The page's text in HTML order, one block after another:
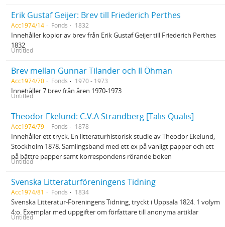
Erik Gustaf Geijer: Brev till Friederich Perthes
Acc1974/14 Fonds 1832
Innehåller kopior av brev från Erik Gustaf Geijer till Friederich Perthes
1832
Untitled
Brev mellan Gunnar Tilander och Il Öhman
Acc1974/70 Fonds 1970 - 1973
Innehåller 7 brev från åren 1970-1973
Untitled
Theodor Ekelund: C.V.A Strandberg [Talis Qualis]
Acc1974/79 Fonds 1878
Innehåller ett tryck. En litteraturhistorisk studie av Theodor Ekelund,
Stockholm 1878. Samlingsband med ett ex på vanligt papper och ett
på bättre papper samt korrespondens rörande boken
Untitled
Svenska Litteraturföreningens Tidning
Acc1974/81 Fonds 1834
Svenska Litteratur-Föreningens Tidning, tryckt i Uppsala 1824. 1 volym
4:o. Exemplar med uppgifter om författare till anonyma artiklar
Untitled